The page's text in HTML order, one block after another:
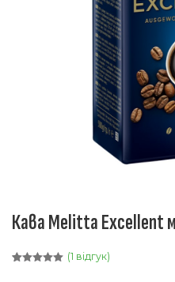
Кава Melitta Excellent
(1 відгук)